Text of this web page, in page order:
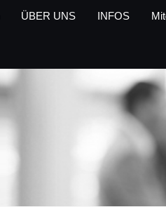
ÜBER UNS INFOS